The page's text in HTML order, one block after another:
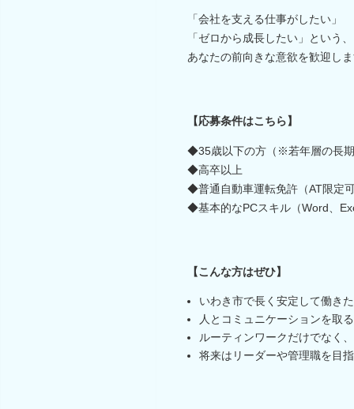
「会社を支える仕事がしたい」
「ゼロから成長したい」という、
あなたの前向きな意欲を歓迎し
【応募条件はこちら】
◆35歳以下の方（※若年層の長
◆高卒以上
◆普通自動車運転免許（AT限定
◆基本的なPCスキル（Word、
【こんな方はぜひ】
いわき市で長く安定して働き
人とコミュニケーションを取
ルーティンワークだけでなく
将来はリーダーや管理職を目